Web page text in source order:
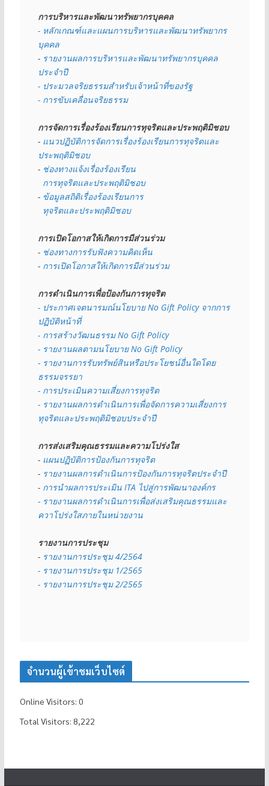
การบริหารและพัฒนาทรัพยากรบุคคล
- หลักเกณฑ์และแผนการบริหารและพัฒนาทรัพยากร
บุคคล
- รายงานผลการบริหารและพัฒนาทรัพยากรบุคคล
ประจำปี
- ประมวลจริยธรรมสำหรับเจ้าหน้าที่ของรัฐ
- การขับเคลื่อนจริยธรรม
การจัดการเรื่องร้องเรียนการทุจริตและประพฤติมิชอบ
- แนวปฏิบัติการจัดการเรื่องร้องเรียนการทุจริตและ
ประพฤติมิชอบ
- ช่องทางแจ้งเรื่องร้องเรียน
  การทุจริตและประพฤติมิชอบ
- ข้อมูลสถิติเรื่องร้องเรียนการ
  ทุจริตและประพฤติมิชอบ
การเปิดโอกาสให้เกิดการมีส่วนร่วม
- ช่องทางการรับฟังความคิดเห็น
- การเปิดโอกาสให้เกิดการมีส่วนร่วม
การดำเนินการเพื่อป้องกันการทุจริต
- ประกาศเจตนารมณ์นโยบาย No Gift Policy จากการ
ปฏิบัติหน้าที่
- การสร้างวัฒนธรรม No Gift Policy
- รายงานผลตามนโยบาย No Gift Policy
- รายงานการรับทรัพย์สินหรือประโยชน์อื่นใดโดย
ธรรมจรรยา
- การประเมินความเสี่ยงการทุจริต
- รายงานผลการดำเนินการเพื่อจัดการความเสี่ยงการ
ทุจริตและประพฤติมิชอบประจำปี
การส่งเสริมคุณธรรมและความโปร่งใส
- แผนปฏิบัติการป้องกันการทุจริต
- รายงานผลการดำเนินการป้องกันการทุจริตประจำปี
- การนำผลการประเมิน ITA ไปสู่การพัฒนาองค์กร
- รายงานผลการดำเนินการเพื่อส่งเสริมคุณธรรมและ
ควาโปร่งใสภายในหน่วยงาน
รายงานการประชุม
- รายงานการประชุม 4/2564
- รายงานการประชุม 1/2565
- รายงานการประชุม 2/2565
จำนวนผู้เข้าชมเว็บไซต์
Online Visitors: 0
Total Visitors: 8,222